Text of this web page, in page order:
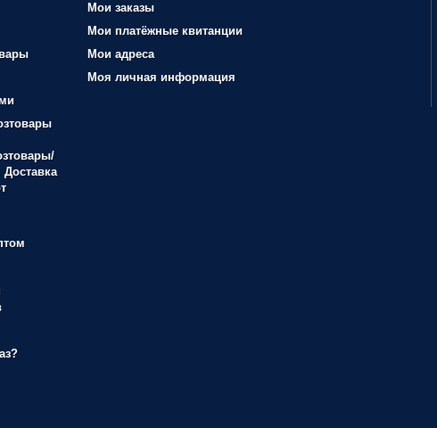
Доставка
Мои заказы
Мои платёжные квитанции
Мои адреса
Моя личная информация